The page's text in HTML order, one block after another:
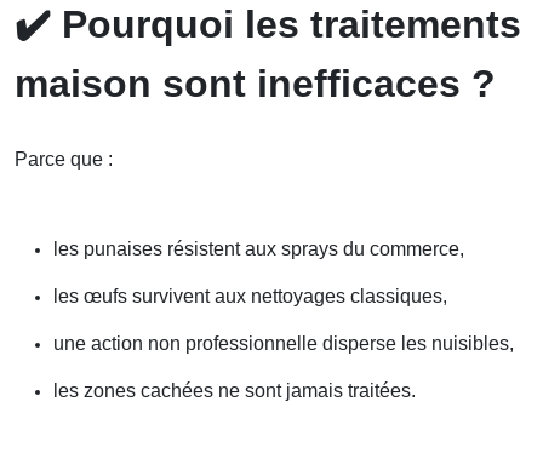
✔️ Pourquoi les traitements
maison sont inefficaces ?
Parce que :
les punaises résistent aux sprays du commerce,
les œufs survivent aux nettoyages classiques,
une action non professionnelle disperse les nuisibles,
les zones cachées ne sont jamais traitées.